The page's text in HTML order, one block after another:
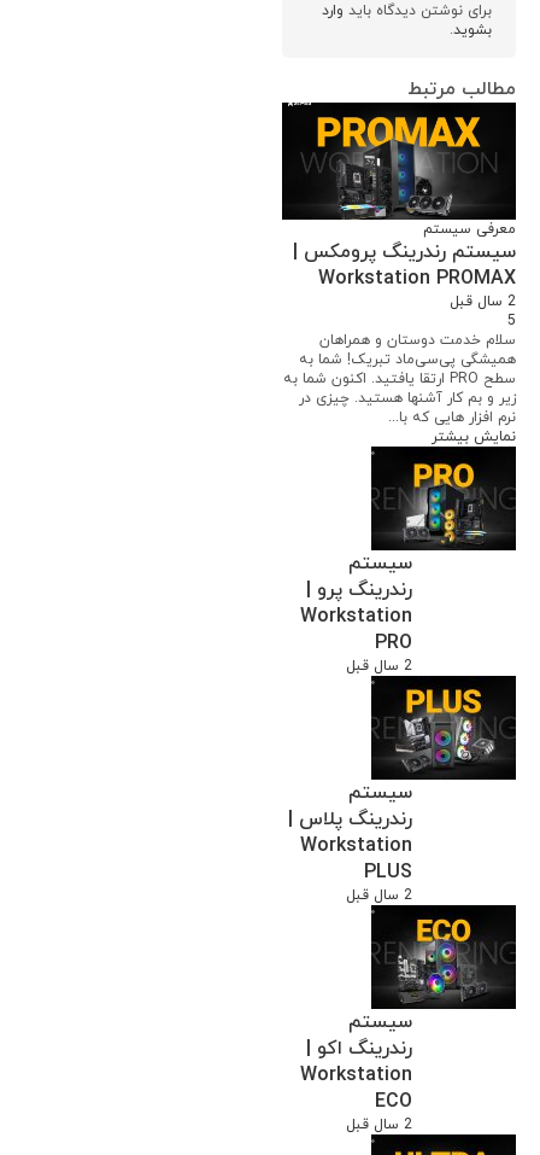
برای نوشتن دیدگاه باید وارد
بشوید.
مطالب مرتبط
معرفی سیستم
سیستم رندرینگ پرومکس |
Workstation PROMAX
2 سال قبل
5
سلام خدمت دوستان و همراهان
همیشگی پی‌سی‌ماد تبریک! شما به
سطح PRO ارتقا یافتید. اکنون شما به
زیر و بم کار آشنها هستید. چیزی در
نرم افزار هایی که با...
نمایش بیشتر
سیستم
رندرینگ پرو |
Workstation
PRO
2 سال قبل
سیستم
رندرینگ پلاس |
Workstation
PLUS
2 سال قبل
سیستم
رندرینگ اکو |
Workstation
ECO
2 سال قبل